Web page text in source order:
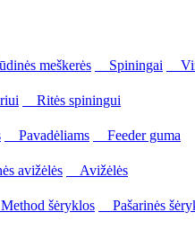
meškerės Spiningai
Ritės spiningui
Pavadėliams
Feeder guma
avižėlės
Avižėlės
šėryklos Pašarinės